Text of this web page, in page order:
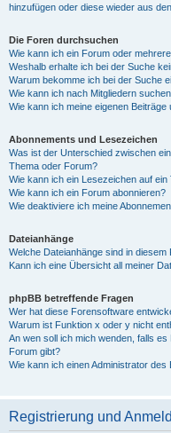
hinzufügen oder diese wieder aus
Die Foren durchsuchen
Wie kann ich ein Forum oder
Weshalb erhalte ich bei der Suche
Warum bekomme ich bei der Suche
Wie kann ich nach Mitgliedern
Wie kann ich meine eigenen Beiträge
Abonnements und Lesezeichen
Was ist der Unterschied zwischen
Thema oder Forum?
Wie kann ich ein Lesezeichen auf
Wie kann ich ein Forum abonnieren?
Wie deaktiviere ich meine
Dateianhänge
Welche Dateianhänge sind in diesem
Kann ich eine Übersicht all meiner
phpBB betreffende Fragen
Wer hat diese Forensoftware
Warum ist Funktion x oder y nicht
An wen soll ich mich wenden, falls
Forum gibt?
Wie kann ich einen Administrator
Registrierung und